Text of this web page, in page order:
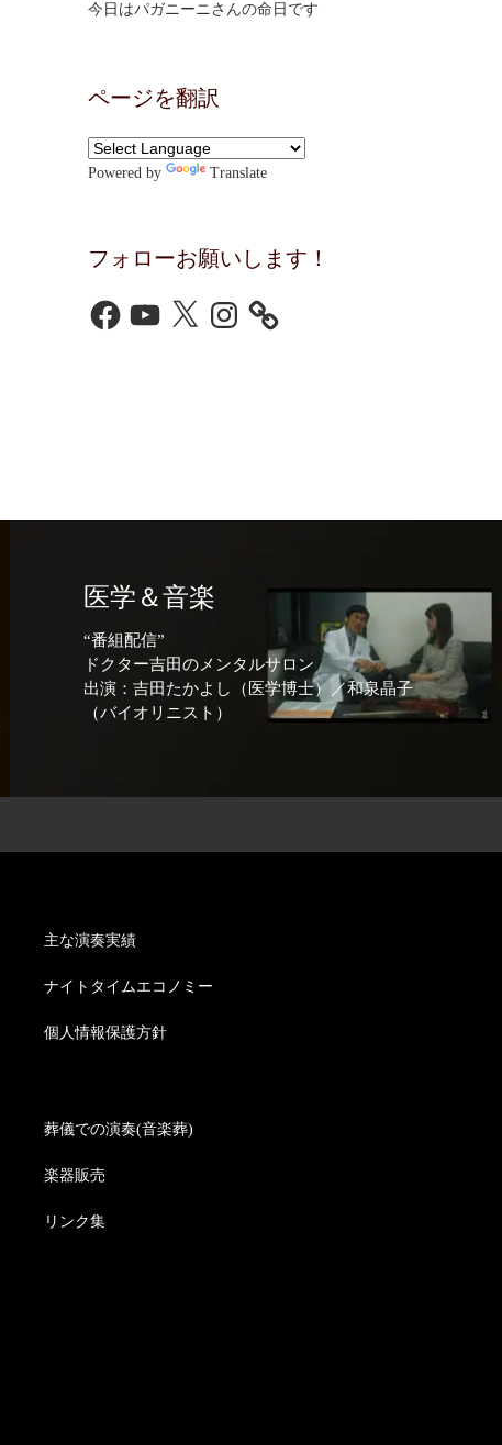
今日はパガニーニさんの命日です
ページを翻訳
Powered by Translate
フォローお願いします！
FacebookYouTube
X Instagram
医学＆音楽
“番組配信”
ドクター吉田のメンタルサロン
出演：吉田たかよし（医学博士）／和泉晶子
（バイオリニスト）
主な演奏実績
ナイトタイムエコノミー
個人情報保護方針
葬儀での演奏(音楽葬)
楽器販売
リンク集